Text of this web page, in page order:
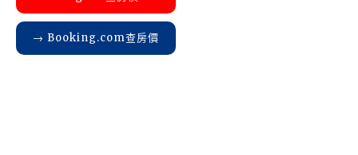
→ Booking.com查房價